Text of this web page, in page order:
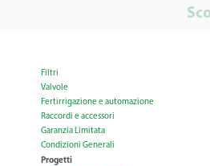
Filtri
Valvole
Fertirrigazione e automazione
Raccordi e accessori
Garanzia Limitata
Condizioni Generali
Progetti